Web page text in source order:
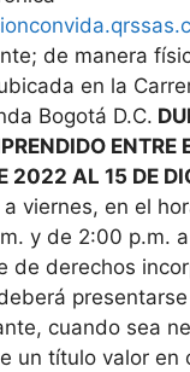
de manera
en la
Bogotá D.C.
ENTRE
2022 AL 15 DE
viernes, en el
y de 2:00 p.m.
de derechos
cuando sea
un título valor en